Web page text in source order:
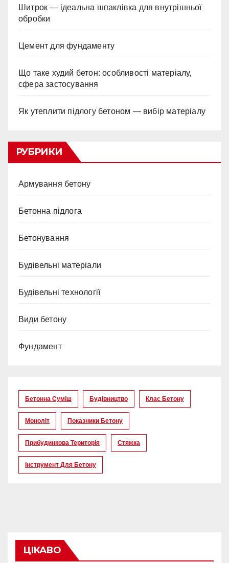
Шитрок — ідеальна шпаклівка для внутрішньої
обробки
Цемент для фундаменту
Що таке худий бетон: особливості матеріалу,
сфера застосування
Як утеплити підлогу бетоном — вибір матеріалу
РУБРИКИ
Армування бетону
Бетонна підлога
Бетонування
Будівельні матеріали
Будівельні технології
Види бетону
Фундамент
Бетонна Суміш Будівництво Клас Бетону
Моноліт Показники Бетону
Прибудинкова Територія Стяжка
Інструмент Для Бетону
ЦІКАВО